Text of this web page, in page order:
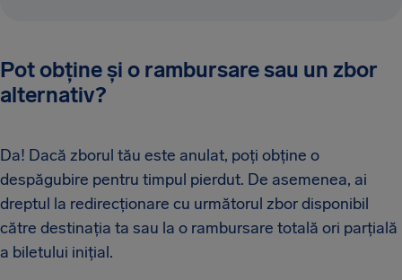
Pot obține și o rambursare sau un zbor
alternativ?
Da! Dacă zborul tău este anulat, poți obține o
despăgubire pentru timpul pierdut. De asemenea, ai
dreptul la redirecționare cu următorul zbor disponibil
către destinația ta sau la o rambursare totală ori parțială
a biletului inițial.